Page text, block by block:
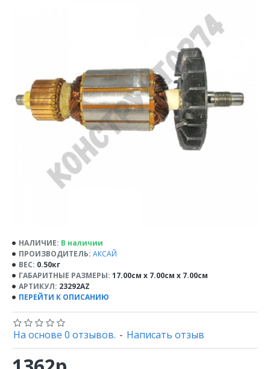
НАЛИЧИЕ: В наличии
ПРОИЗВОДИТЕЛЬ: АКСАЙ
ВЕС: 0.50кг
ГАБАРИТНЫЕ РАЗМЕРЫ: 17.00см x 7.00см x 7.00см
АРТИКУЛ: 23292AZ
ПЕРЕЙТИ К ОПИСАНИЮ
На основе 0 отзывов. - Написать отзыв